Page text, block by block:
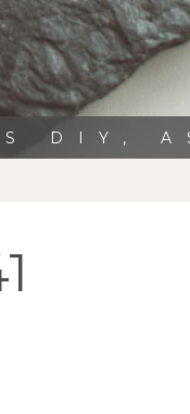
DIY,